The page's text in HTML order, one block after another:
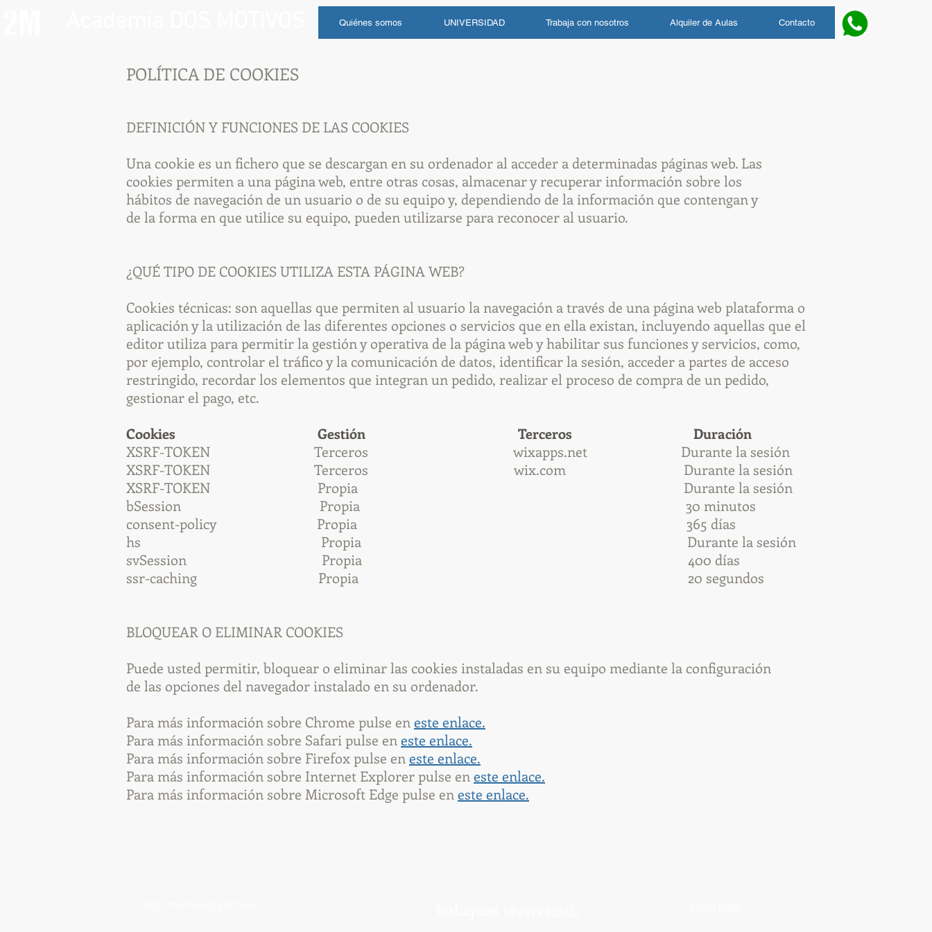
Quiénes somos UNIVERSIDAD Trabaja con nosotros Alquiler de Aulas Contacto
POLÍTICA DE COOKIES
DEFINICIÓN Y FUNCIONES DE LAS COOKIES
Una cookie es un fichero que se descargan en su ordenador al acceder a determinadas páginas web. Las
cookies permiten a una página web, entre otras cosas, almacenar y recuperar información sobre los
hábitos de navegación de un usuario o de su equipo y, dependiendo de la información que contengan y
de la forma en que utilice su equipo, pueden utilizarse para reconocer al usuario.
¿QUÉ TIPO DE COOKIES UTILIZA ESTA PÁGINA WEB?
Cookies técnicas: son aquellas que permiten al usuario la navegación a través de una página web plataforma o
aplicación y la utilización de las diferentes opciones o servicios que en ella existan, incluyendo aquellas que el
editor utiliza para permitir la gestión y operativa de la página web y habilitar sus funciones y servicios, como,
por ejemplo, controlar el tráfico y la comunicación de datos, identificar la sesión, acceder a partes de acceso
restringido, recordar los elementos que integran un pedido, realizar el proceso de compra de un pedido,
gestionar el pago, etc.
Cookies Gestión Terceros Duración
XSRF-TOKEN Terceros wixapps.net Durante la sesión
XSRF-TOKEN Terceros wix.com Durante la sesión
XSRF-TOKEN Propia Durante la sesión
bSession Propia 30 minutos
consent-policy Propia 365 días
hs Propia Durante la sesión
svSession Propia 400 días
ssr-caching Propia 20 segundos
BLOQUEAR O ELIMINAR COOKIES
Puede usted permitir, bloquear o eliminar las cookies instaladas en su equipo mediante la configuración
de las opciones del navegador instalado en su ordenador.
Para más información sobre Chrome pulse en este enlace.
Para más información sobre Safari pulse en este enlace.
Para más información sobre Firefox pulse en este enlace.
Para más información sobre Internet Explorer pulse en este enlace.
Para más información sobre Microsoft Edge pulse en este enlace.